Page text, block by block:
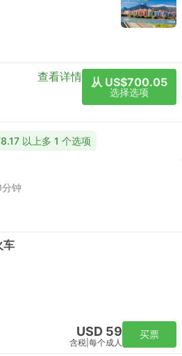
查看详情 从 US$700.05
选择选项
以上多 1 个选项
钟
车
USD 59
含税 每个成人
买票